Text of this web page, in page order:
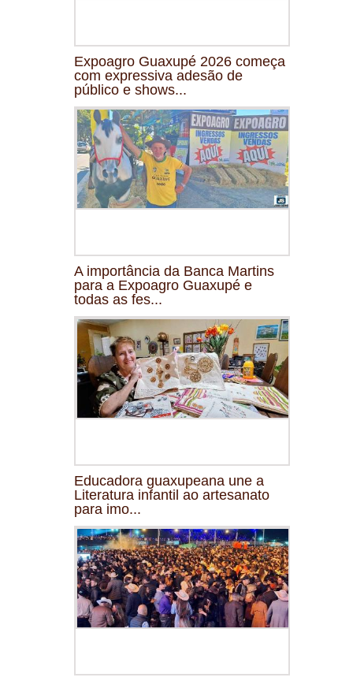
Expoagro Guaxupé 2026 começa
com expressiva adesão de
público e shows...
A importância da Banca Martins
para a Expoagro Guaxupé e
todas as fes...
Educadora guaxupeana une a
Literatura infantil ao artesanato
para imo...